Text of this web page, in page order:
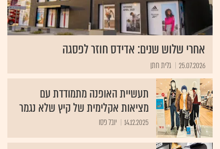
אחרי שלוש שנים: אדידס חוזר לפסגה
25.07.2026 גלית חתן
תעשיית האופנה מתמודדת עם
מציאות אקלימית של קיץ שלא נגמר
14.12.2025 יובל פסו